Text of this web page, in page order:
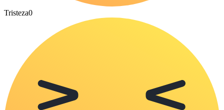
Tristeza0